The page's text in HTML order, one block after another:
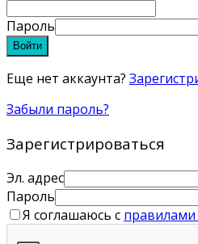
Пароль
Войти
Еще нет аккаунта?
Забыли пароль?
Зарегистрироваться
Эл. адрес
Пароль
Я соглашаюсь с правилами